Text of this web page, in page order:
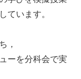
ています。
，
ーを分科会で実